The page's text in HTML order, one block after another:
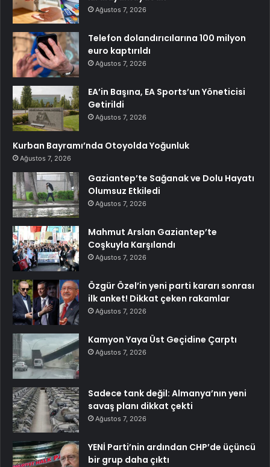
Ağustos 7, 2026
Telefon dolandırıcılarına 100 milyon
euro kaptırıldı
Ağustos 7, 2026
EA’in Başına, EA Sports’un Yöneticisi
Getirildi
Ağustos 7, 2026
Kurban Bayramı’nda Otoyolda Yoğunluk
Ağustos 7, 2026
Gaziantep’te Sağanak ve Dolu Hayatı
Olumsuz Etkiledi
Ağustos 7, 2026
Mahmut Arslan Gaziantep’te
Coşkuyla Karşılandı
Ağustos 7, 2026
Özgür Özel’in yeni parti kararı sonrası
ilk anket! Dikkat çeken rakamlar
Ağustos 7, 2026
Kamyon Yaya Üst Geçidine Çarptı
Ağustos 7, 2026
Sadece tank değil: Almanya’nın yeni
savaş planı dikkat çekti
Ağustos 7, 2026
YENİ Parti’nin ardından CHP’de üçüncü
bir grup daha çıktı